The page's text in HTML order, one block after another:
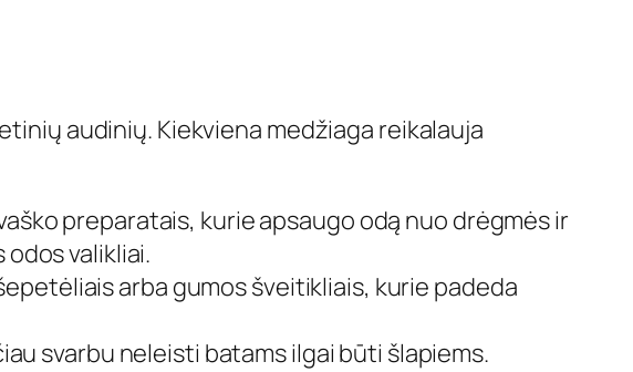
audinių. Kiekviena medžiaga reikalauja
preparatais, kurie apsaugo odą nuo drėgmės ir
valikliai.
arba gumos šveitikliais, kurie padeda
svarbu neleisti batams ilgai būti šlapiems.